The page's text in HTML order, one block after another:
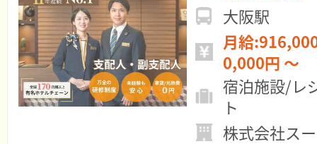
大阪駅
月給:916,000円 ～
0,000円 ～
宿泊施設/レ
ト
株式会社ス